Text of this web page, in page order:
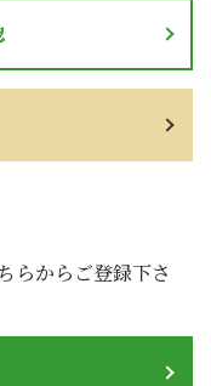
らからご登録下さ